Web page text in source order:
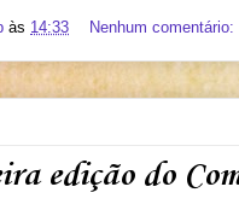
às 14:33 Nenhum comentário:
edição do